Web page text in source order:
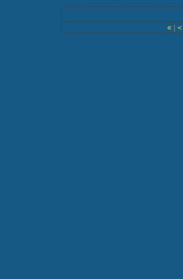
« | <